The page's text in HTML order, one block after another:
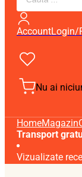
AccountLogin/
Nu ai
HomeMagazin
Transport
Vizualizate